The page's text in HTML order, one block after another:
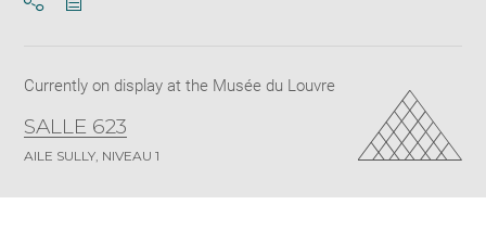
Currently on display at the Musée du Louvre
SALLE 623
AILE SULLY, NIVEAU 1